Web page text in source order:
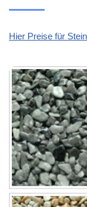
Hier Preise für